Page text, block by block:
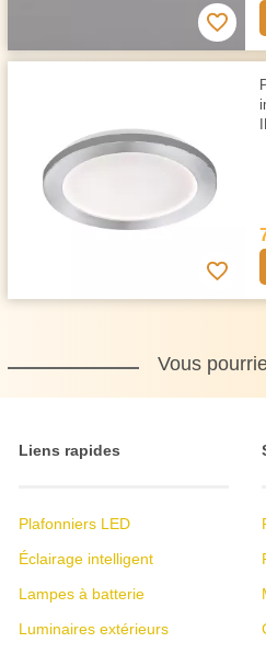
Vous
Liens rapides
Plafonniers LED
Éclairage intelligent
Lampes à batterie
Luminaires extérieurs